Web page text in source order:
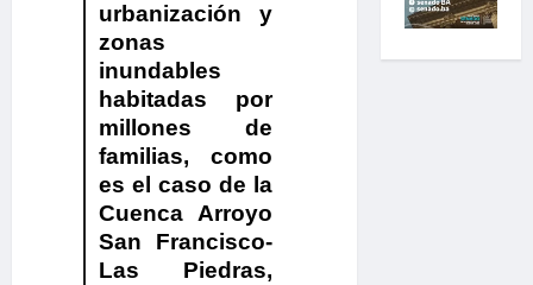
urbanización y
zonas
inundables
habitadas por
millones de
familias, como
es el caso de la
Cuenca Arroyo
San Francisco-
Las Piedras,